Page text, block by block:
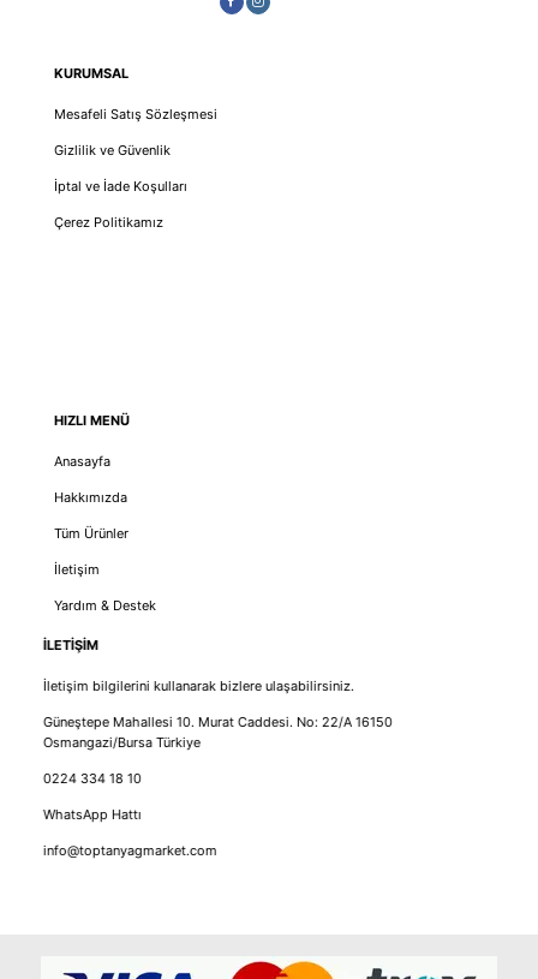
KURUMSAL
Mesafeli Satış Sözleşmesi
Gizlilik ve Güvenlik
İptal ve İade Koşulları
Çerez Politikamız
HIZLI MENÜ
Anasayfa
Hakkımızda
Tüm Ürünler
İletişim
Yardım & Destek
İLETİŞİM
İletişim bilgilerini kullanarak bizlere ulaşabilirsiniz.
Güneştepe Mahallesi 10. Murat Caddesi. No: 22/A 16150
Osmangazi/Bursa Türkiye
0224 334 18 10
WhatsApp Hattı
info@toptanyagmarket.com